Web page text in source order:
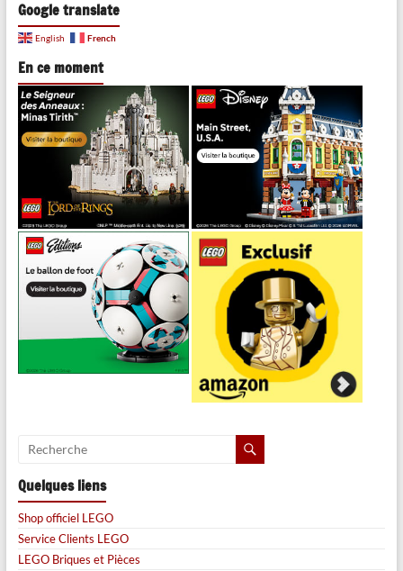
Google translate
English French
En ce moment
Quelques liens
Shop officiel LEGO
Service Clients LEGO
LEGO Briques et Pièces